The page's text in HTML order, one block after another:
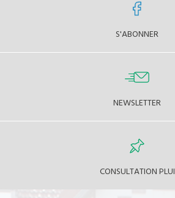
S'ABONNER
NEWSLETTER
CONSULTATION PLUI